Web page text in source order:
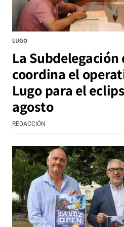
LUGO
La
coordina el
Lugo para el
agosto
REDACCIÓN